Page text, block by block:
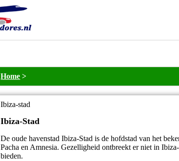
Home >
Ibiza-stad
Ibiza-Stad
De oude havenstad Ibiza-Stad is de hofdstad van het
Pacha en Amnesia. Gezelligheid ontbreekt er niet in
bieden.